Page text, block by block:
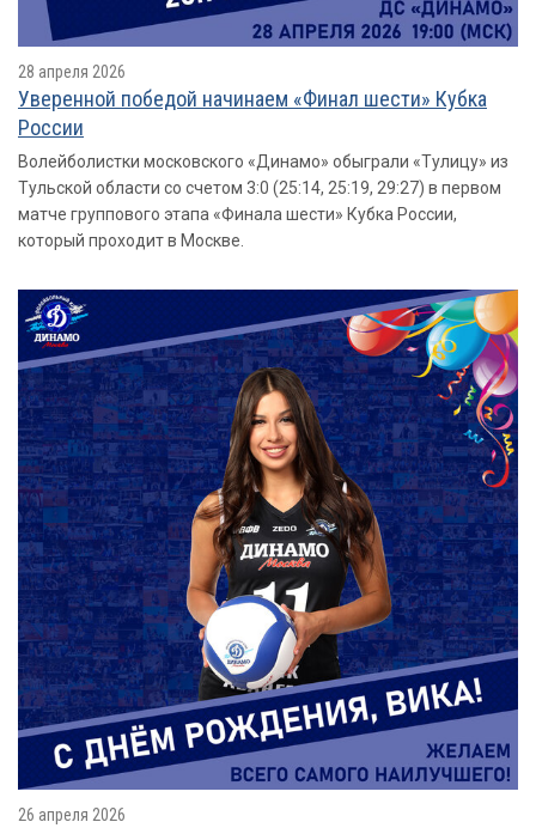
28 апреля 2026
Уверенной победой начинаем «Финал шести» Кубка
России
Волейболистки московского «Динамо» обыграли «Тулицу» из
Тульской области со счетом 3:0 (25:14, 25:19, 29:27) в первом
матче группового этапа «Финала шести» Кубка России,
который проходит в Москве.
26 апреля 2026